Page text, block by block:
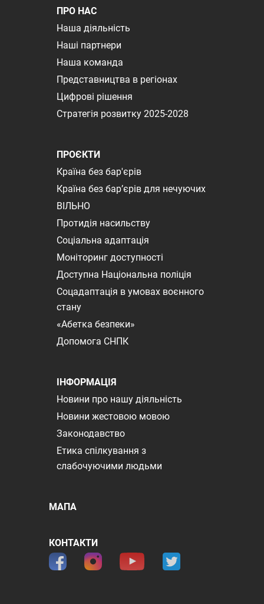
ПРО НАС
Наша діяльність
Наші партнери
Наша команда
Представництва в регіонах
Цифрові рішення
Стратегія розвитку 2025-2028
ПРОЄКТИ
Країна без бар'єрів
Країна без бар’єрів для нечуючих
ВІЛЬНО
Протидія насильству
Соціальна адаптація
Моніторинг доступності
Доступна Національна поліція
Соцадаптація в умовах воєнного
стану
«Абетка безпеки»
Допомога СНПК
ІНФОРМАЦІЯ
Новини про нашу діяльність
Новини жестовою мовою
Законодавство
Етика спілкування з
слабочуючими людьми
МАПА
КОНТАКТИ